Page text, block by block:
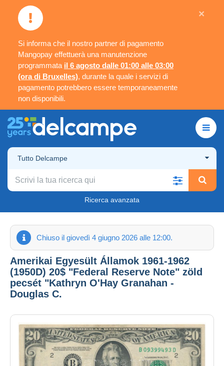
Si informa che il nostro partner di pagamento
Mangopay effettuerà una manutenzione
programmata il 6 agosto dalle 01:00 alle 03:00
(ora di Bruxelles), durante la quale i servizi di
pagamento potrebbero essere temporaneamente
non disponibili.
×
Tutto Delcampe
Ricerca avanzata
Chiuso il giovedì 4 giugno 2026 alle 12:00.
Amerikai Egyesült Államok 1961-1962
(1950D) 20$ "Federal Reserve Note" zöld
pecsét "Kathryn O'Hay Granahan -
Douglas C.